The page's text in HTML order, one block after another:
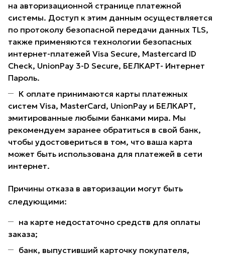
на авторизационной странице платежной
системы. Доступ к этим данным осуществляется
по протоколу безопасной передачи данных TLS,
также применяются технологии безопасных
интернет-платежей Visa Secure, Mastercard ID
Check, UnionPay 3-D Secure, БЕЛКАРТ- Интернет
Пароль.
К оплате принимаются карты платежных
систем Visa, MasterCard, UnionPay и БЕЛКАРТ,
эмитированные любыми банками мира. Мы
рекомендуем заранее обратиться в свой банк,
чтобы удостовериться в том, что ваша карта
может быть использована для платежей в сети
интернет.
Причины отказа в авторизации могут быть
следующими:
на карте недостаточно средств для оплаты
заказа;
банк, выпустивший карточку покупателя,